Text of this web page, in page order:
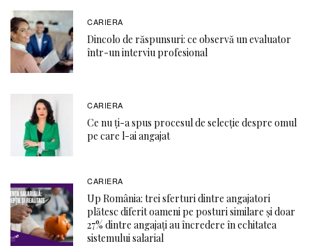
CARIERA
Dincolo de răspunsuri: ce observă un evaluator
într-un interviu profesional
CARIERA
Ce nu ți-a spus procesul de selecție despre omul
pe care l-ai angajat
CARIERA
Up România: trei sferturi dintre angajatori
plătesc diferit oameni pe posturi similare și doar
27% dintre angajați au încredere în echitatea
sistemului salarial